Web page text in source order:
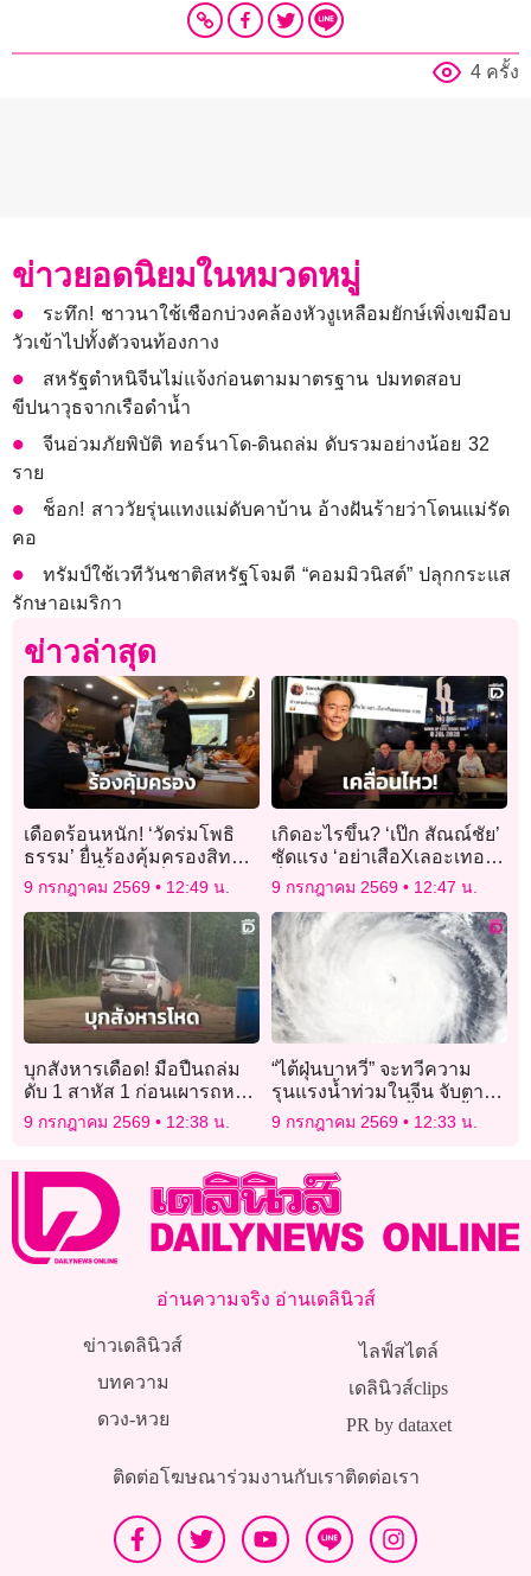
4 ครั้ง
ข่าวยอดนิยมในหมวดหมู่
ระทึก! ชาวนาใช้เชือกบ่วงคล้องหัวงูเหลือมยักษ์เพิ่งเขมือบ
วัวเข้าไปทั้งตัวจนท้องกาง
สหรัฐตำหนิจีนไม่แจ้งก่อนตามมาตรฐาน ปมทดสอบ
ขีปนาวุธจากเรือดำน้ำ
จีนอ่วมภัยพิบัติ ทอร์นาโด-ดินถล่ม ดับรวมอย่างน้อย 32
ราย
ช็อก! สาววัยรุ่นแทงแม่ดับคาบ้าน อ้างฝันร้ายว่าโดนแม่รัด
คอ
ทรัมป์ใช้เวทีวันชาติสหรัฐโจมตี “คอมมิวนิสต์” ปลุกกระแส
รักษาอเมริกา
ข่าวล่าสุด
เดือดร้อนหนัก! ‘วัดร่มโพธิ
ธรรม’ ยื่นร้องคุ้มครองสิทธิ
ปมบังคับรื้อถอนสิ่งปลูกสร้าง
ที่ดินพิพาท
9 กรกฎาคม 2569 12:49 น.
เกิดอะไรขึ้น? ‘เป๊ก สัณณ์ชัย’
ซัดแรง ‘อย่าเสือXเลอะเทอะ’
ลั่นต่างคนต่างอยู่!
9 กรกฎาคม 2569 12:47 น.
บุกสังหารเดือด! มือปืนถล่ม
ดับ 1 สาหัส 1 ก่อนเผารถหนี
ตร.พุ่งปมแค้นมรดก
9 กรกฎาคม 2569 12:38 น.
“ไต้ฝุ่นบาหวี่” จะทวีความ
รุนแรงน้ำท่วมในจีน จับตา
สภาพอากาศสุดขั้วเกิดขึ้น
บ่อยปีนี้
9 กรกฎาคม 2569 12:33 น.
อ่านความจริง อ่านเดลินิวส์
ข่าวเดลินิวส์
บทความ
ดวง-หวย
ไลฟ์สไตล์
เดลินิวส์clips
PR by dataxet
ติดต่อโฆษณาร่วมงานกับเราติดต่อเรา